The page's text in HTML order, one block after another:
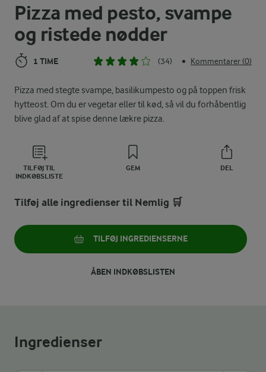
Pizza med pesto, svampe
og ristede nødder
1 TIME (34) • Kommentarer (0)
Pizza med stegte svampe, basilikumpesto og på toppen frisk
hytteost. Om du er vegetar eller til kød, så vil du forhåbentlig
blive glad af at spise denne lækre pizza.
TILFØJ TIL
INDKØBSLISTE
GEM DEL
Tilføj alle ingredienser til Nemlig 🛒
TILFØJ INGREDIENSERNE
ÅBEN INDKØBSLISTEN
Ingredienser